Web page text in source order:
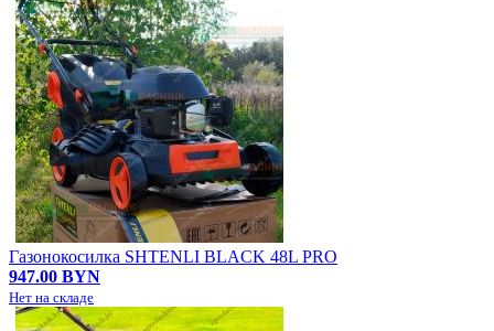
Газонокосилка SHTENLI BLACK 48L PRO
947.00 BYN
Нет на складе